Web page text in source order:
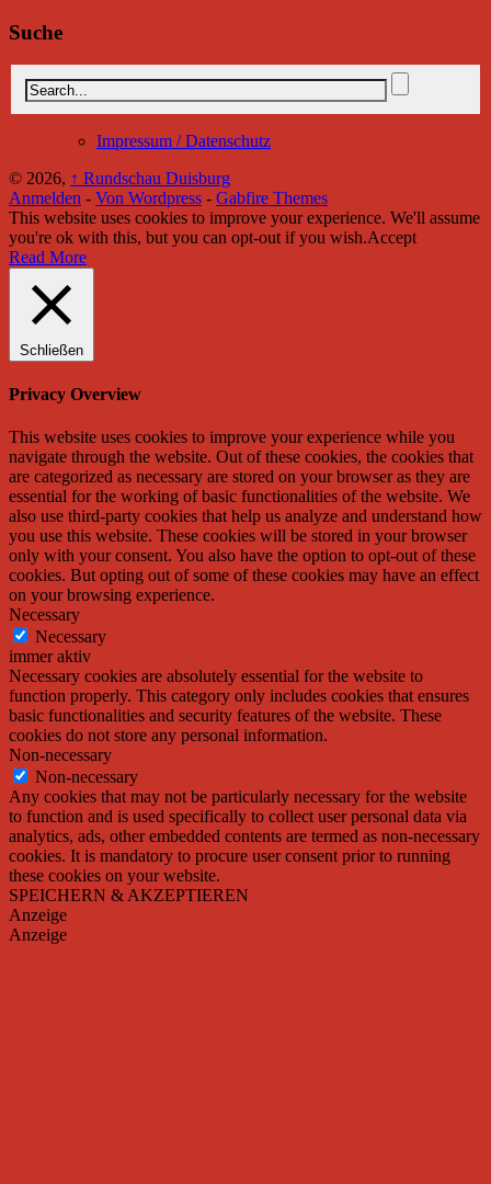
Suche
Impressum / Datenschutz
© 2026, ↑ Rundschau Duisburg
Anmelden - Von Wordpress - Gabfire Themes
This website uses cookies to improve your experience. We'll assume
you're ok with this, but you can opt-out if you wish.Accept
Read More
Schließen
Privacy Overview
This website uses cookies to improve your experience while you
navigate through the website. Out of these cookies, the cookies that
are categorized as necessary are stored on your browser as they are
essential for the working of basic functionalities of the website. We
also use third-party cookies that help us analyze and understand how
you use this website. These cookies will be stored in your browser
only with your consent. You also have the option to opt-out of these
cookies. But opting out of some of these cookies may have an effect
on your browsing experience.
Necessary
Necessary
immer aktiv
Necessary cookies are absolutely essential for the website to
function properly. This category only includes cookies that ensures
basic functionalities and security features of the website. These
cookies do not store any personal information.
Non-necessary
Non-necessary
Any cookies that may not be particularly necessary for the website
to function and is used specifically to collect user personal data via
analytics, ads, other embedded contents are termed as non-necessary
cookies. It is mandatory to procure user consent prior to running
these cookies on your website.
SPEICHERN & AKZEPTIEREN
Anzeige
Anzeige